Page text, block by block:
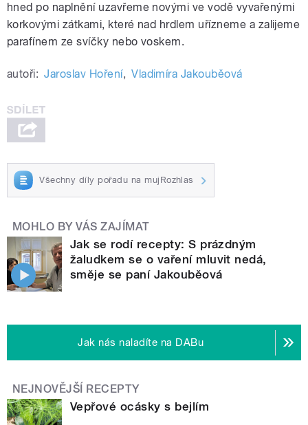
hned po naplnění uzavřeme novými ve vodě vyvařenými
korkovými zátkami, které nad hrdlem uřízneme a zalijeme
parafínem ze svíčky nebo voskem.
autoři: Jaroslav Hoření, Vladimíra Jakouběová
Všechny díly pořadu na mujRozhlas
MOHLO BY VÁS ZAJÍMAT
Jak se rodí recepty: S prázdným
žaludkem se o vaření mluvit nedá,
směje se paní Jakouběová
Jak nás naladíte na DABu
NEJNOVĚJŠÍ RECEPTY
Vepřové ocásky s bejlím